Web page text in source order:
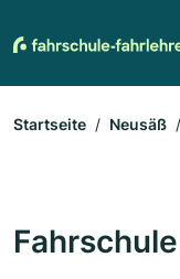
Startseite Neusäß